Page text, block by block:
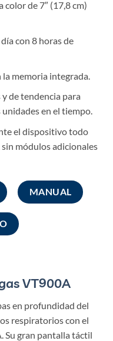
color de 7″ (17,8 cm)
con 8 horas de
memoria integrada.
de tendencia para
en el tiempo.
el dispositivo todo
módulos adicionales
MANUAL
VT900A
en profundidad del
respiratorios con el
Su gran pantalla táctil